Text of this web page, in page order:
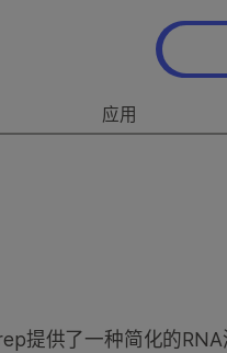
应用
提供了一种简化的